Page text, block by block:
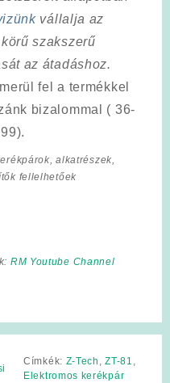
vállalja az
szakszerű
az átadáshoz.
fel a termékkel
bizalommal ( 36-
alkatrészek,
fellelhetőek
RM Youtube Channel
Címkék: Z-Tech ,ZT-81 ,
Elektromos kerékpár